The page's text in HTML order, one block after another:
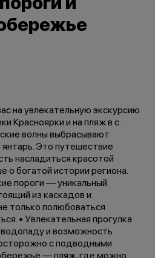
на увлекательную экскурсию
Красноярки и на пляж в с.
волны выбрасывают
янтарь. Это путешествие
насладиться красотой
о богатой истории региона.
пороги — уникальный
из каскадов и
только полюбоваться
• Увлекательная прогулка
и возможность
с подводными
— пляж, где можно